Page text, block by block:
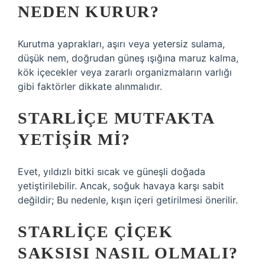
NEDEN KURUR?
Kurutma yaprakları, aşırı veya yetersiz sulama,
düşük nem, doğrudan güneş ışığına maruz kalma,
kök içecekler veya zararlı organizmaların varlığı
gibi faktörler dikkate alınmalıdır.
STARLIÇE MUTFAKTA
YETIŞIR MI?
Evet, yıldızlı bitki sıcak ve güneşli doğada
yetiştirilebilir. Ancak, soğuk havaya karşı sabit
değildir; Bu nedenle, kışın içeri getirilmesi önerilir.
STARLIÇE ÇIÇEK
SAKSISI NASIL OLMALI?